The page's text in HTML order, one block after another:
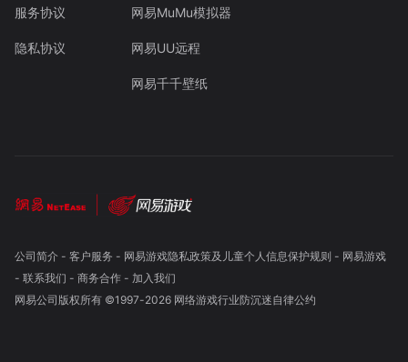
服务协议
隐私协议
网易MuMu模拟器
网易UU远程
网易千千壁纸
公司简介- 客户服务 - 网易游戏隐私政策及儿童个人信息保护规则 - 网易游戏
- 联系我们 - 商务合作- 加入我们
网易公司版权所有 ©1997-2026 网络游戏行业防沉迷自律公约